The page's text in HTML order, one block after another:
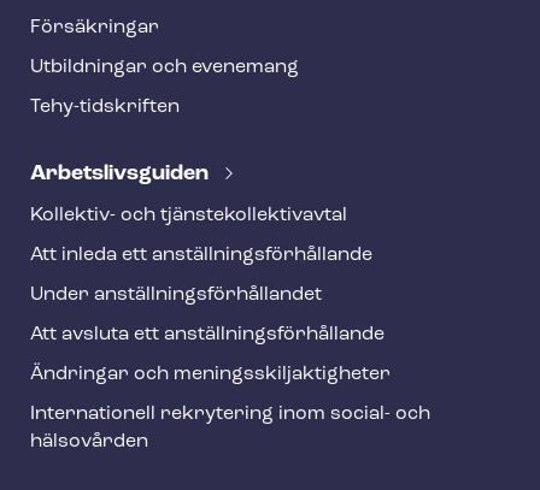
t
e
Försäkringar
Utbildningar och evenemang
Tehy-​tidskriften
Ar­bets­livs­gui­den
Kollektiv- och tjäns­te­kol­lek­tivav­tal
Att inleda ett an­ställ­nings­för­hål­lan­de
Under an­ställ­nings­för­hål­lan­det
Att avsluta ett an­ställ­nings­för­hål­lan­de
Ändringar och me­nings­skilj­ak­tig­he­ter
Internationell rekrytering inom social- och
hälsovården